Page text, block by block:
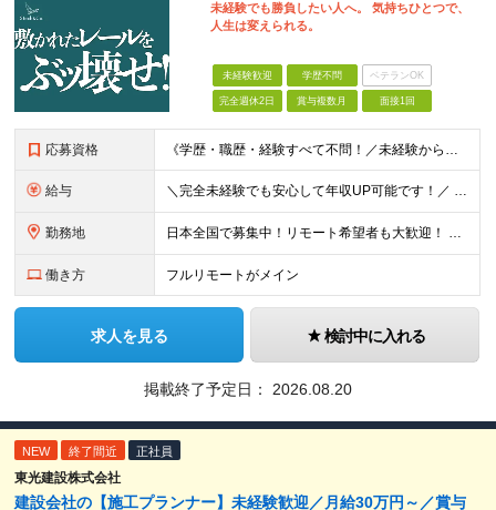
未経験でも勝負したい人へ。 気持ちひとつで、
人生は変えられる。
未経験歓迎 学歴不問 ベテランOK
完全週休2日 賞与複数月 面接1回
応募資格 《学歴・職歴・経験すべて不問！／未経験からのチャレンジ大歓迎◎》 ▼こんな気持ち、ひとつでも当てはまる方はぜひ！ □ なにか、人生を変えるきっかけがほしい □ 立ち仕事に疲れて、そろそろ座り仕事がい
給与 ＼完全未経験でも安心して年収UP可能です！／ -------------- 【1】営業 月給25万円～80万円＋賞与 【2】事務 月給21万円～50万円＋賞与 【3】マーケ 月給25万円～80万円
勤務地 日本全国で募集中！リモート希望者も大歓迎！ ※クライアントオフィスへの出勤が必要な場合は、 「東京オフィス」または「首都圏・関西圏」になります ※勤務地の選択はご希望を考慮し、転居を伴う転勤はありま
働き方 フルリモートがメイン
求人を見る 検討中に入れる
掲載終了予定日： 2026.08.20
NEW 終了間近 正社員
東光建設株式会社
建設会社の【施工プランナー】未経験歓迎／月給30万円～／賞与